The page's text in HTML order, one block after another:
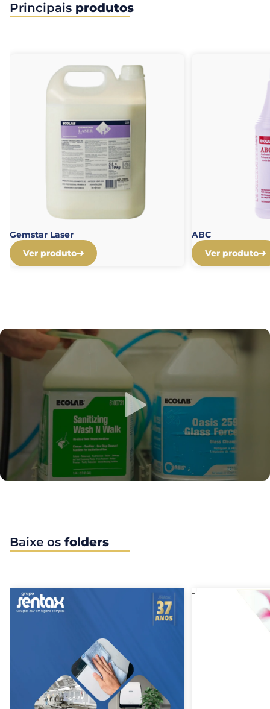
Principais produtos
Gemstar Laser
Ver produto
ABC
Ver produto
Baixe os folders